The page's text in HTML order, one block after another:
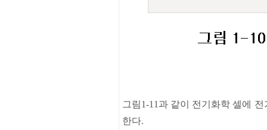
그림1-11과 같이 전기화학 셀에
전
한다.